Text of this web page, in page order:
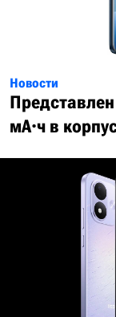
Новости
Представлен
мА·ч в